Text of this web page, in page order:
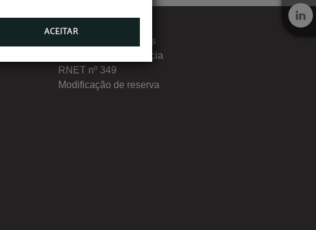
ACEITAR
Livro de Reclamações
Canal de Transparência
RNET nº 349
Modificação de reserva